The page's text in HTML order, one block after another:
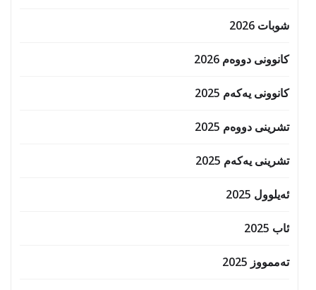
شوبات 2026
کانوونی دووەم 2026
کانوونی یەکەم 2025
تشرینی دووەم 2025
تشرینی یەکەم 2025
ئەیلوول 2025
ئاب 2025
تەممووز 2025